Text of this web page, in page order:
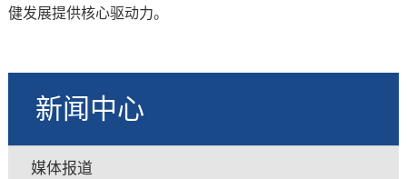
健发展提供核心驱动力。
新闻中心
媒体报道